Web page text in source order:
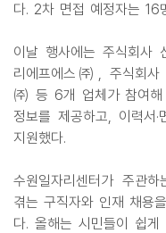
다. 2차 면접 예정자는 16
이날 행사에는 주식회사
리에프에스㈜, 주식회사
㈜ 등 6개 업체가 참여해
정보를 제공하고, 이력서
지원했다.
수원일자리센터가 주관
겪는 구직자와 인재 채용
다. 올해는 시민들이 쉽